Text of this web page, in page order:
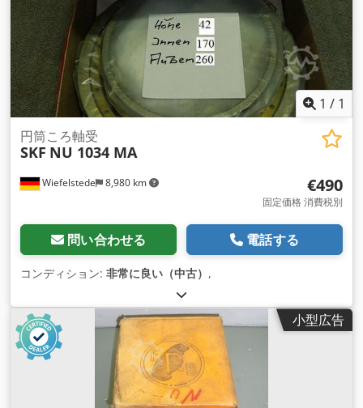
1 / 1
Wiefelstede 8,980 km
円筒ころ軸受
SKF NU 1034 MA
€490
固定価格 消費税別
問い合わせる 電話する
コンディション: 非常に良い（中古） ,
小型広告